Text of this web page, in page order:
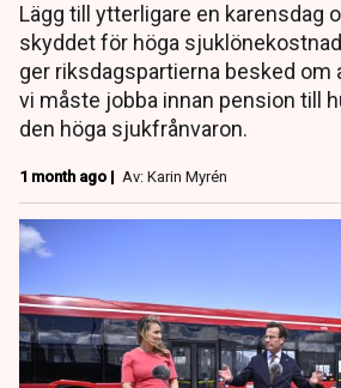
Lägg till ytterligare en karensdag
skyddet för höga
ger riksdagspartierna besked om
vi måste jobba innan pension till
den höga sjukfrånvaron.
1 month ago | Av: Karin Myrén